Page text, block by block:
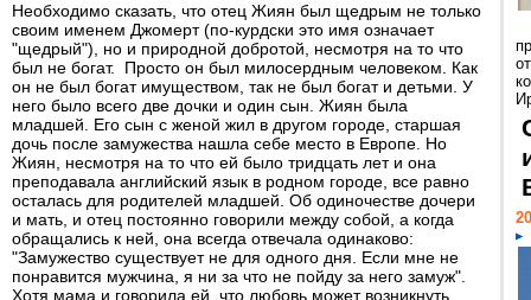
Необходимо сказать, что отец Жиян был щедрым не только
своим именем Джомерт (по-курдски это имя означает
"щедрый"), но и природной добротой, несмотря на то что
был не богат. Просто он был милосердным человеком. Как
он не был богат имуществом, так не был богат и детьми. У
него было всего две дочки и один сын. Жиян была
младшей. Его сын с женой жил в другом городе, старшая
дочь после замужества нашла себе место в Европе. Но
Жиян, несмотря на то что ей было тридцать лет и она
преподавала английский язык в родном городе, все равно
осталась для родителей младшей. Об одиночестве дочери
и мать, и отец постоянно говорили между собой, а когда
обращались к ней, она всегда отвечала одинаково:
"Замужество существует не для одного дня. Если мне не
понравится мужчина, я ни за что не пойду за него замуж".
Хотя мама и говорила ей, что любовь может возникнуть